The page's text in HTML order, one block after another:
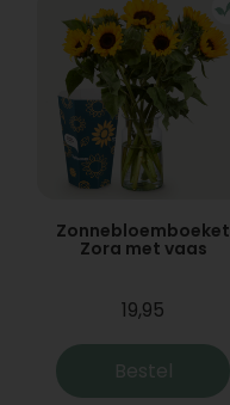
Zonnebloemboeket
Zora met vaas
19,95
Bestel